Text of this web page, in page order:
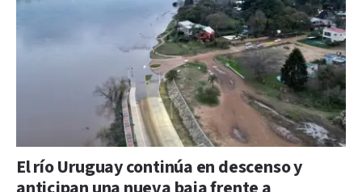
El río Uruguay continúa en descenso y